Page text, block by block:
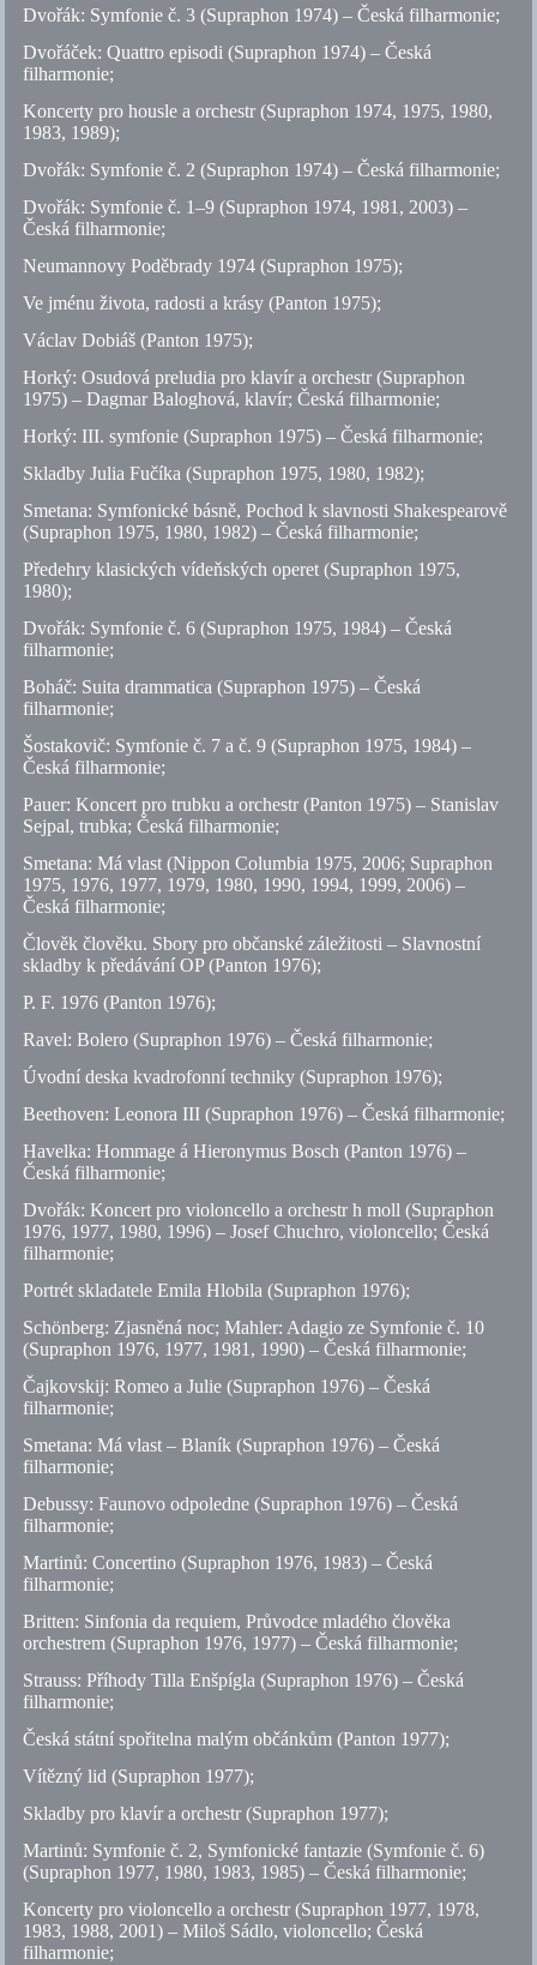
Dvořák: Symfonieč. 3 (Supraphon 1974) – Česká filharmonie;
Dvořáček: Quattro episodi (Supraphon 1974) – Česká
filharmonie;
Koncerty pro housle a orchestr (Supraphon 1974, 1975, 1980,
1983, 1989);
Dvořák: Symfonieč. 2 (Supraphon 1974) – Česká filharmonie;
Dvořák: Symfonieč. 1–9 (Supraphon 1974, 1981, 2003) –
Česká filharmonie;
Neumannovy Poděbrady 1974 (Supraphon 1975);
Ve jménu života, radosti a krásy (Panton 1975);
Václav Dobiáš (Panton 1975);
Horký: Osudová preludia pro klavír a orchestr (Supraphon
1975) – Dagmar Baloghová, klavír; Česká filharmonie;
Horký: III. symfonie (Supraphon 1975) – Česká filharmonie;
Skladby Julia Fučíka (Supraphon 1975, 1980, 1982);
Smetana: Symfonické básně, Pochod k slavnosti Shakespearově
(Supraphon 1975, 1980, 1982) – Česká filharmonie;
Předehry klasických vídeňských operet (Supraphon 1975,
1980);
Dvořák: Symfonieč. 6 (Supraphon 1975, 1984) – Česká
filharmonie;
Boháč: Suita drammatica (Supraphon 1975) – Česká
filharmonie;
Šostakovič: Symfonieč. 7 ač. 9 (Supraphon 1975, 1984) –
Česká filharmonie;
Pauer: Koncert pro trubku a orchestr (Panton 1975) – Stanislav
Sejpal, trubka; Česká filharmonie;
Smetana: Má vlast (Nippon Columbia 1975, 2006; Supraphon
1975, 1976, 1977, 1979, 1980, 1990, 1994, 1999, 2006) –
Česká filharmonie;
Člověk člověku. Sbory pro občanské záležitosti – Slavnostní
skladby k předávání OP (Panton 1976);
P. F. 1976 (Panton 1976);
Ravel: Bolero (Supraphon 1976) – Česká filharmonie;
Úvodní deska kvadrofonní techniky (Supraphon 1976);
Beethoven: Leonora III (Supraphon 1976) – Česká filharmonie;
Havelka: Hommage á Hieronymus Bosch (Panton 1976) –
Česká filharmonie;
Dvořák: Koncert pro violoncello a orchestr h moll (Supraphon
1976, 1977, 1980, 1996) – Josef Chuchro, violoncello; Česká
filharmonie;
Portrét skladatele Emila Hlobila (Supraphon 1976);
Schönberg: Zjasněná noc; Mahler: Adagio ze Symfonieč. 10
(Supraphon 1976, 1977, 1981, 1990) – Česká filharmonie;
Čajkovskij: Romeo a Julie (Supraphon 1976) – Česká
filharmonie;
Smetana: Má vlast – Blaník (Supraphon 1976) – Česká
filharmonie;
Debussy: Faunovo odpoledne (Supraphon 1976) – Česká
filharmonie;
Martinů: Concertino (Supraphon 1976, 1983) – Česká
filharmonie;
Britten: Sinfonia da requiem, Průvodce mladého člověka
orchestrem (Supraphon 1976, 1977) – Česká filharmonie;
Strauss: Příhody Tilla Enšpígla (Supraphon 1976) – Česká
filharmonie;
Česká státní spořitelna malým občánkům (Panton 1977);
Vítězný lid (Supraphon 1977);
Skladby pro klavír a orchestr (Supraphon 1977);
Martinů: Symfonieč. 2, Symfonické fantazie (Symfonieč. 6)
(Supraphon 1977, 1980, 1983, 1985) – Česká filharmonie;
Koncerty pro violoncello a orchestr (Supraphon 1977, 1978,
1983, 1988, 2001) – Miloš Sádlo, violoncello; Česká
filharmonie;